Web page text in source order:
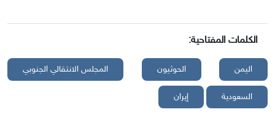
الكلمات المفتاحية:
اليمن الحوثيون المجلس الانتقالي الجنوبي
السعودية إيران